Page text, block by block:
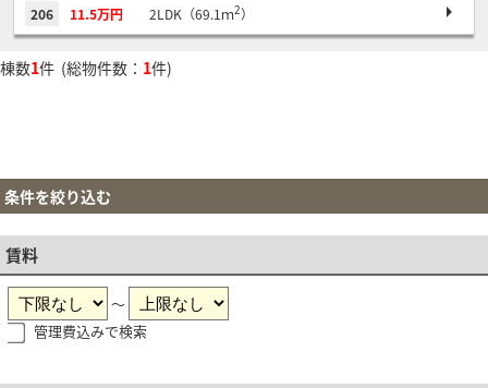
206 11.5万円 2LDK（69.1ｍ2）
棟数1件 (総物件数： 1件)
条件を絞り込む
賃料
～
管理費込みで検索